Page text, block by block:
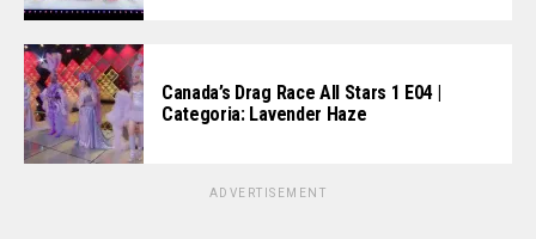
Canada’s Drag Race All Stars 1 E04 |
Categoria: Lavender Haze
ADVERTISEMENT